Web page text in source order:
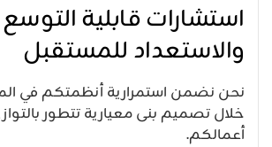
استشارات قابلية التوسع
والاستعداد للمستقبل
نحن نضمن استمرارية أنظمتكم في
خلال تصميم بنى معيارية تتطور
أعمالكم.